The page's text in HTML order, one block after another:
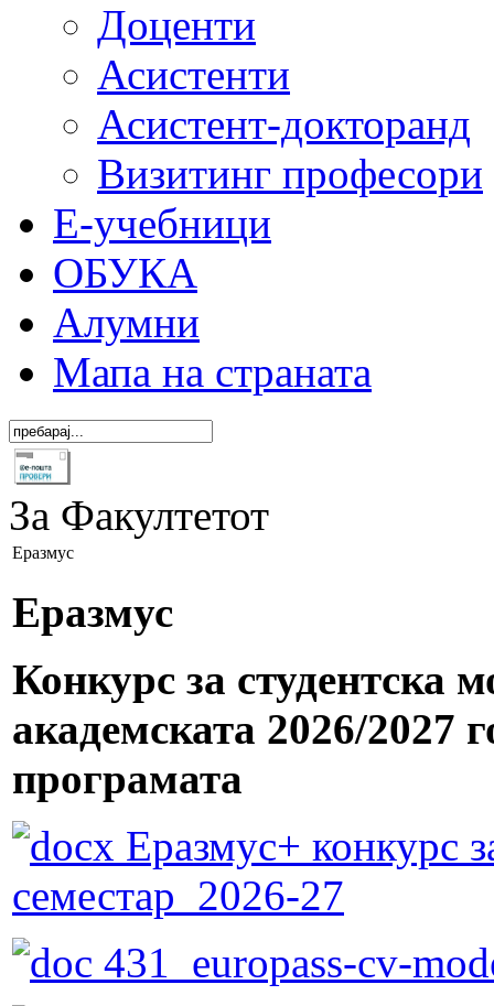
Доценти
Асистенти
Асистент-докторанд
Визитинг професори
Е-учебници
ОБУКА
Алумни
Мапа на страната
За Факултетот
Еразмус
Еразмус
Конкурс за студентска
академската 2026/
програмата
Еразмус+ конкурс
семестар_2026-27
431_europass-cv-